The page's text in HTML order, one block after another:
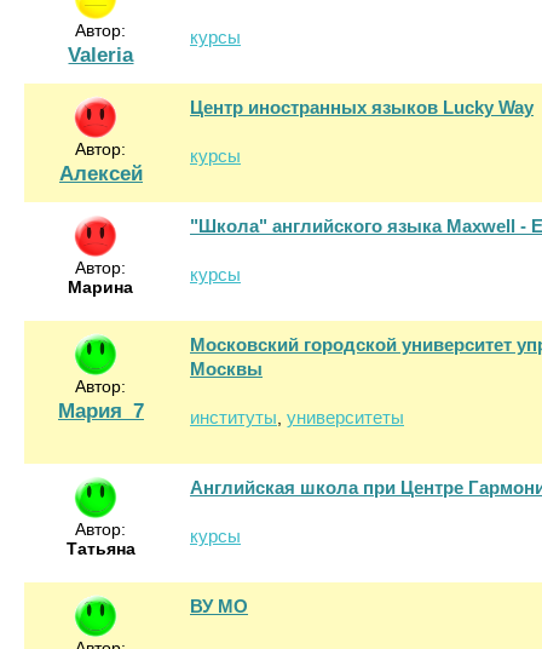
Автор:
Valeria
курсы
Автор:
Алексей
Центр иностранных языков Lucky Way
курсы
Автор:
Марина
"Школа" английского языка Maxwell -
курсы
Автор:
Мария_7
Московский городской университет
Москвы
институты университеты
Автор:
Татьяна
Английская школа при Центре
курсы
ВУ МО